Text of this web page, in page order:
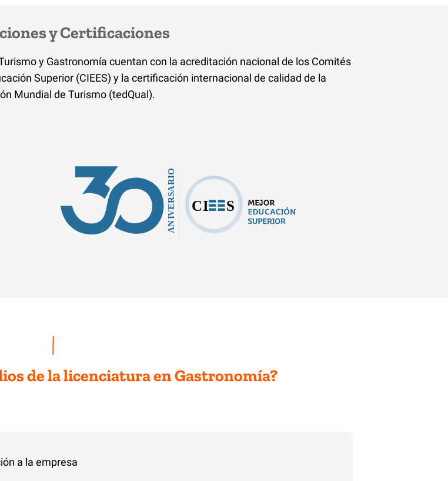
y Certificaciones
y Gastronomía cuentan con la acreditación nacional de los Comités
Superior (CIEES) y la certificación internacional de calidad de la
Mundial de Turismo (tedQual).
de la licenciatura en Gastronomía?
a la empresa